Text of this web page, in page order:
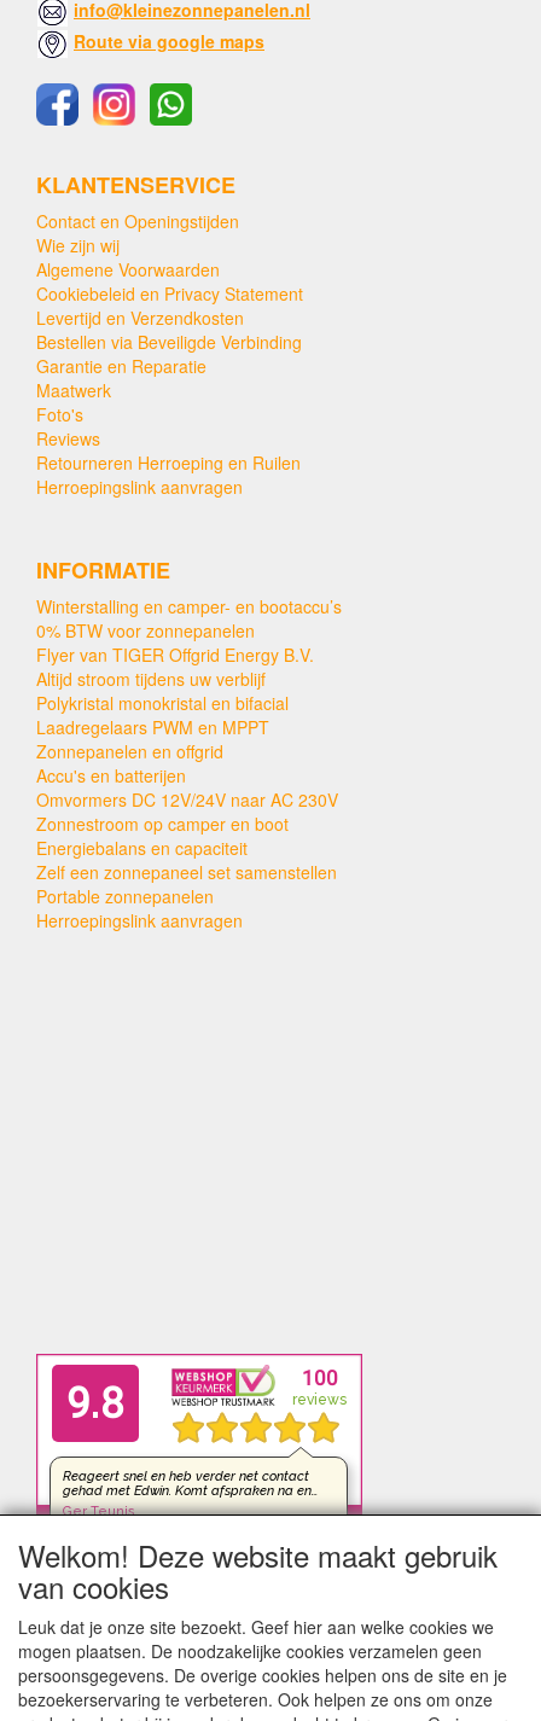
info@kleinezonnepanelen.nl
Route via google maps
KLANTENSERVICE
Contact en Openingstijden
Wie zijn wij
Algemene Voorwaarden
Cookiebeleid en Privacy Statement
Levertijd en Verzendkosten
Bestellen via Beveiligde Verbinding
Garantie en Reparatie
Maatwerk
Foto's
Reviews
Retourneren Herroeping en Ruilen
Herroepingslink aanvragen
INFORMATIE
Winterstalling en camper- en bootaccu’s
0% BTW voor zonnepanelen
Flyer van TIGER Offgrid Energy B.V.
Altijd stroom tijdens uw verblijf
Polykristal monokristal en bifacial
Laadregelaars PWM en MPPT
Zonnepanelen en offgrid
Accu's en batterijen
Omvormers DC 12V/24V naar AC 230V
Zonnestroom op camper en boot
Energiebalans en capaciteit
Zelf een zonnepaneel set samenstellen
Portable zonnepanelen
Herroepingslink aanvragen
Welkom! Deze website maakt gebruik
van cookies
Leuk dat je onze site bezoekt. Geef hier aan welke cookies we
mogen plaatsen. De noodzakelijke cookies verzamelen geen
persoonsgegevens. De overige cookies helpen ons de site en je
bezoekerservaring te verbeteren. Ook helpen ze ons om onze